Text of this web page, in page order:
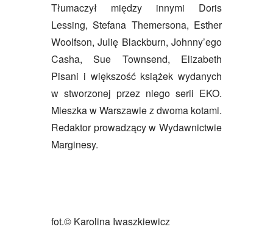
Tłumaczył między innymi Doris
Lessing, Stefana Themersona, Esther
Woolfson, Julię Blackburn, Johnny’ego
Casha, Sue Townsend, Elizabeth
Pisani i większość książek wydanych
w stworzonej przez niego serii EKO.
Mieszka w Warszawie z dwoma kotami.
Redaktor prowadzący w Wydawnictwie
Marginesy.
fot.© Karolina Iwaszkiewicz